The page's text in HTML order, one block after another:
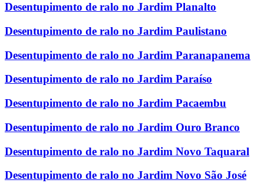
Desentupimento de ralo no Jardim Planalto
Desentupimento de ralo no Jardim Paulistano
Desentupimento de ralo no Jardim Paranapanema
Desentupimento de ralo no Jardim Paraíso
Desentupimento de ralo no Jardim Pacaembu
Desentupimento de ralo no Jardim Ouro Branco
Desentupimento de ralo no Jardim Novo Taquaral
Desentupimento de ralo no Jardim Novo São José